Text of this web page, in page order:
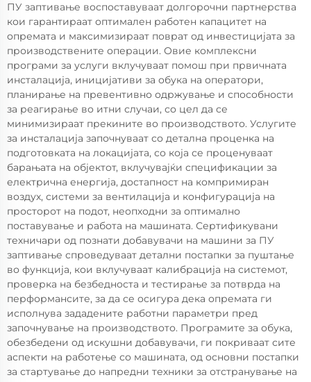
ПУ заптивање воспоставуваат долгорочни партнерства
кои гарантираат оптимален работен капацитет на
опремата и максимизираат поврат од инвестицијата за
производствените операции. Овие комплексни
програми за услуги вклучуваат помош при првичната
инсталација, иницијативи за обука на оператори,
планирање на превентивно одржување и способности
за реагирање во итни случаи, со цел да се
минимизираат прекините во производството. Услугите
за инсталација започнуваат со детална проценка на
подготовката на локацијата, со која се проценуваат
барањата на објектот, вклучувајќи спецификации за
електрична енергија, достапност на компримиран
воздух, системи за вентилација и конфигурација на
просторот на подот, неопходни за оптимално
поставување и работа на машината. Сертификувани
техничари од познати добавувачи на машини за ПУ
заптивање спроведуваат детални постапки за пуштање
во функција, кои вклучуваат калибрација на системот,
проверка на безбедноста и тестирање за потврда на
перформансите, за да се осигура дека опремата ги
исполнува зададените работни параметри пред
започнување на производството. Програмите за обука,
обезбедени од искушни добавувачи, ги покриваат сите
аспекти на работење со машината, од основни постапки
за стартување до напредни техники за отстранување на